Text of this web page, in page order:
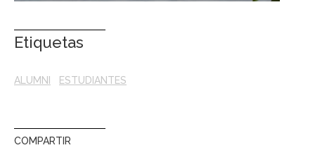
Etiquetas
ALUMNI ESTUDIANTES
COMPARTIR